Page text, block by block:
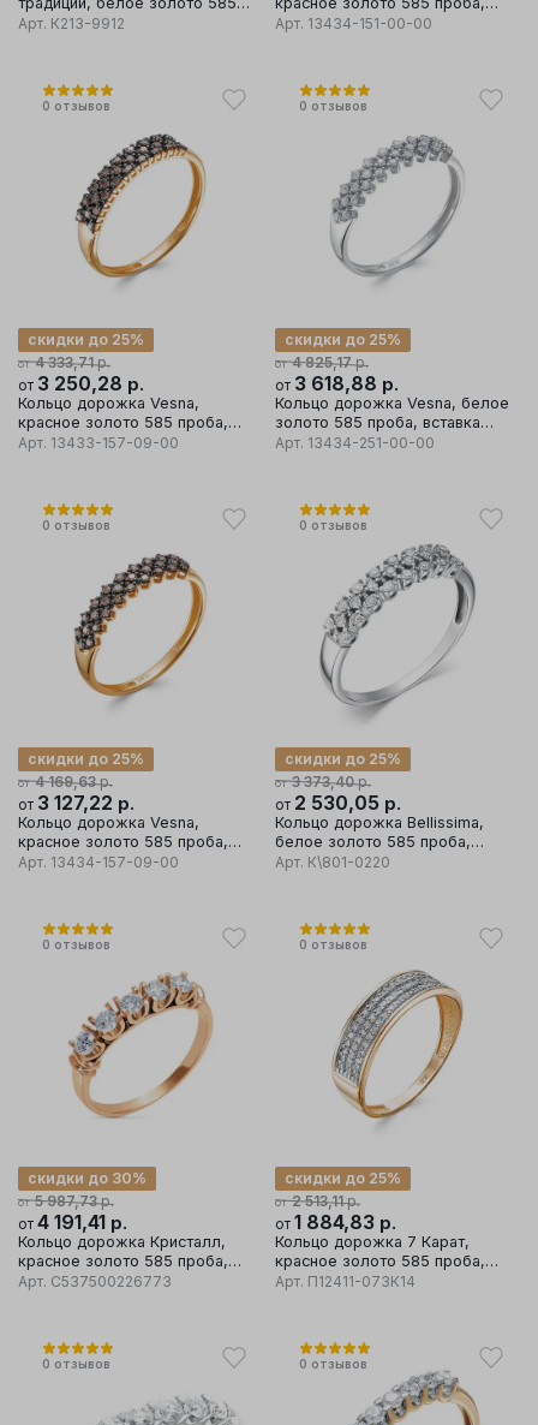
проба, вставка бриллиант
Арт. К213-9912
вставка бриллиант
Арт. 13434-151-00-00
0 отзывов
от 4 333,71р.
скидки до 25%
от 3 250,28 р.
Кольцо дорожка Vesna,
красное золото 585 проба,
вставка бриллиант
Арт. 13433-157-09-00
0 отзывов
от 4 825,17р.
скидки до 25%
от 3 618,88 р.
Кольцо дорожка Vesna, белое
золото 585 проба, вставка
бриллиант
Арт. 13434-251-00-00
0 отзывов
от 4 169,63р.
скидки до 25%
от 3 127,22 р.
Кольцо дорожка Vesna,
красное золото 585 проба,
вставка бриллиант
Арт. 13434-157-09-00
0 отзывов
от 3 373,40р.
скидки до 25%
от 2 530,05 р.
Кольцо дорожка Bellissima,
белое золото 585 проба,
вставка бриллиант
Арт. К\801-0220
0 отзывов
от 5 987,73р.
скидки до 30%
от 4 191,41 р.
Кольцо дорожка Кристалл,
красное золото 585 проба,
вставка бриллиант
Арт. C537500226773
0 отзывов
от 2 513,11р.
скидки до 25%
от 1 884,83 р.
Кольцо дорожка 7 Карат,
красное золото 585 проба,
вставка бриллиант
Арт. П12411-073К14
0 отзывов 0 отзывов